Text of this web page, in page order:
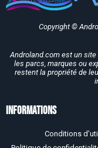
Copyright ©
Androland.com est un
les parcs, marques ou
restent la propriété de
Informations
Conditions